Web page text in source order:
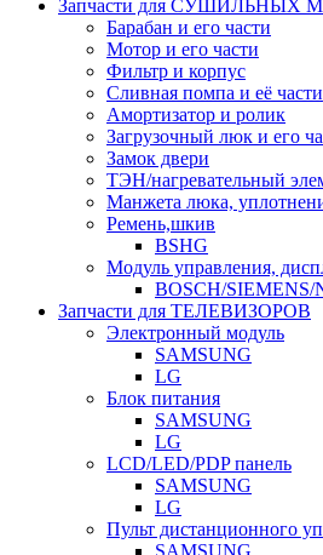
Запчасти для СУШИЛЬНЫХ
Барабан и его части
Мотор и его части
Фильтр и корпус
Сливная помпа и её части
Амортизатор и ролик
Загрузочный люк и его
Замок двери
ТЭН/нагревательный
Манжета люка,
Ремень,шкив
BSHG
Модуль управления,
BOSCH/SIEMENS/
Запчасти для ТЕЛЕВИЗОРОВ
Электронный модуль
SAMSUNG
LG
Блок питания
SAMSUNG
LG
LCD/LED/PDP панель
SAMSUNG
LG
Пульт дистанционного
SAMSUNG